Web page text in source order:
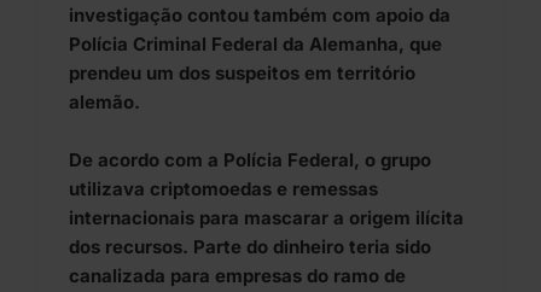
investigação contou também com apoio da
Polícia Criminal Federal da Alemanha, que
prendeu um dos suspeitos em território
alemão.
De acordo com a Polícia Federal, o grupo
utilizava criptomoedas e remessas
internacionais para mascarar a origem ilícita
dos recursos. Parte do dinheiro teria sido
canalizada para empresas do ramo de